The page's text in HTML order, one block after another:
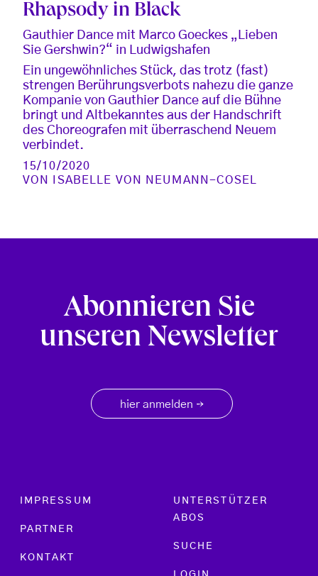
Rhapsody in Black
Gauthier Dance mit Marco Goeckes „Lieben
Sie Gershwin?“ in Ludwigshafen
Ein ungewöhnliches Stück, das trotz (fast)
strengen Berührungsverbots nahezu die ganze
Kompanie von Gauthier Dance auf die Bühne
bringt und Altbekanntes aus der Handschrift
des Choreografen mit überraschend Neuem
verbindet.
15/10/2020
VON
ISABELLE VON NEUMANN-COSEL
Abonnieren Sie
unseren Newsletter
hier anmelden →
Footer menu
IMPRESSUM
PARTNER
KONTAKT
UNTERSTÜTZER
ABOS
SUCHE